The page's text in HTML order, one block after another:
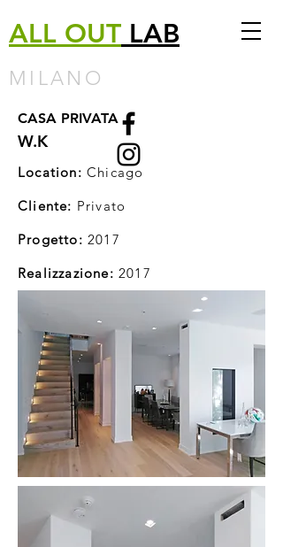
ALL OUT LAB
MILANO
CASA PRIVATA
W.K
Location: Chicago
Cliente: Privato
Progetto: 2017
Realizzazione: 2017